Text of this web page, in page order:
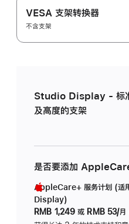
VESA 支架转换器
不含支架
Studio Display - 标
及高度的支架
是否要添加
AppleCare+ 服务计划 (适
Display)
RMB 1,249 或 RMB 53/